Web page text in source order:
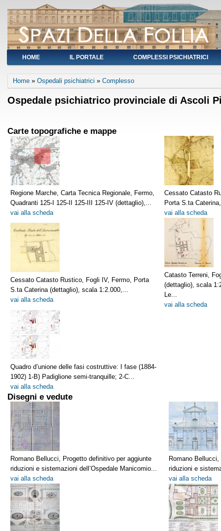
HOME IL PORTALE COMPLESSI PSICHIATRICI
You are here
Home » Ospedali psichiatrici » Complesso
Ospedale psichiatrico provinciale di Ascoli
Carte topografiche e mappe
Regione Marche, Carta Tecnica Regionale, Fermo,
Quadranti 125-I 125-II 125-III 125-IV (dettaglio),...
vai alla scheda
Cessato Catasto
Porta S.ta
vai alla scheda
Cessato Catasto Rustico, Fogli IV, Fermo, Porta
S.ta Caterina (dettaglio), scala 1:2.000,...
vai alla scheda
Catasto Terreni,
(dettaglio), scala
Le...
vai alla scheda
Quadro d’unione delle fasi costruttive: I fase (1884-
1902) 1-B) Padiglione semi-tranquille; 2-C...
vai alla scheda
Disegni e vedute
Romano Bellucci, Progetto definitivo per aggiunte
riduzioni e sistemazioni dell’Ospedale Manicomio...
vai alla scheda
Romano
riduzioni e
vai alla scheda